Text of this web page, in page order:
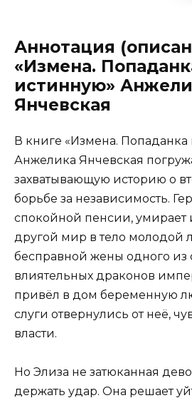
Аннотация
«Измена.
истинную»
Янчевская
В книге «Измена. Попаданка
Анжелика Янчевская
захватывающую историю о
борьбе за независимость.
спокойной пенсии, умирает
другой мир в тело молодой
бесправной жены одного из
влиятельных драконов
привёл в дом беременную
слуги отвернулись от неё,
власти.
Но Элиза не затюканная
держать удар. Она решает